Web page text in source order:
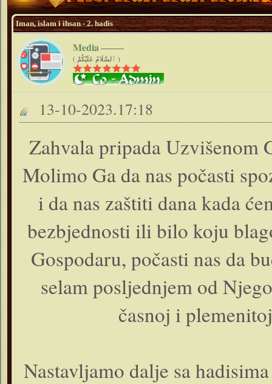
Iman, islam i ihsan - 2. hadis
Media
( ٱلسَّلَامُ عَلَيْكُمْ )
13-10-2023.17:18
Zahvala pripada Uzvišenom
Molimo Ga da nas počasti
i da nas zaštiti dana kada
bezbjednosti ili bilo koju
Gospodaru, počasti nas da
selam posljednjem od
časnoj i
Nastavljamo dalje sa